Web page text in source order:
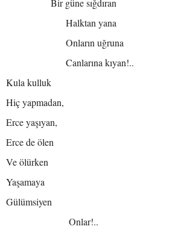
Bir güne sığdıran
Halktan yana
Onların uğruna
Canlarına kıyan!..
Kula kulluk
Hiç yapmadan,
Erce yaşıyan,
Erce de ölen
Ve ölürken
Yaşamaya
Gülümsiyen
Onlar!..